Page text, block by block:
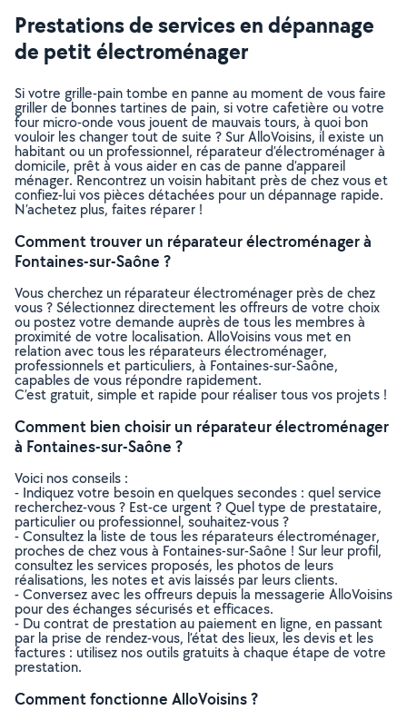
Prestations de services en dépannage
de petit électroménager
Si votre grille-pain tombe en panne au moment de vous faire
griller de bonnes tartines de pain, si votre cafetière ou votre
four micro-onde vous jouent de mauvais tours, à quoi bon
vouloir les changer tout de suite ? Sur AlloVoisins, il existe un
habitant ou un professionnel, réparateur d’électroménager à
domicile, prêt à vous aider en cas de panne d’appareil
ménager. Rencontrez un voisin habitant près de chez vous et
confiez-lui vos pièces détachées pour un dépannage rapide.
N’achetez plus, faites réparer !
Comment trouver un réparateur électroménager à
Fontaines-sur-Saône ?
Vous cherchez un réparateur électroménager près de chez
vous ? Sélectionnez directement les offreurs de votre choix
ou postez votre demande auprès de tous les membres à
proximité de votre localisation. AlloVoisins vous met en
relation avec tous les réparateurs électroménager,
professionnels et particuliers, à Fontaines-sur-Saône,
capables de vous répondre rapidement.
C’est gratuit, simple et rapide pour réaliser tous vos projets !
Comment bien choisir un réparateur électroménager
à Fontaines-sur-Saône ?
Voici nos conseils :
- Indiquez votre besoin en quelques secondes : quel service
recherchez-vous ? Est-ce urgent ? Quel type de prestataire,
particulier ou professionnel, souhaitez-vous ?
- Consultez la liste de tous les réparateurs électroménager,
proches de chez vous à Fontaines-sur-Saône ! Sur leur profil,
consultez les services proposés, les photos de leurs
réalisations, les notes et avis laissés par leurs clients.
- Conversez avec les offreurs depuis la messagerie AlloVoisins
pour des échanges sécurisés et efficaces.
- Du contrat de prestation au paiement en ligne, en passant
par la prise de rendez-vous, l’état des lieux, les devis et les
factures : utilisez nos outils gratuits à chaque étape de votre
prestation.
Comment fonctionne AlloVoisins ?